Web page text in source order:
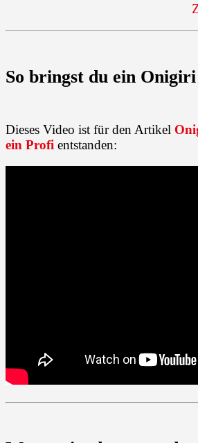
So bringst du ein
Dieses Video ist für den Artikel
ein Profi entstanden: